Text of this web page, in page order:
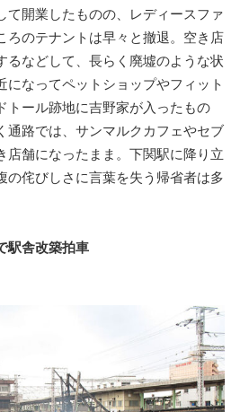
て開業したものの、レディースファ
ろのテナントは早々と撤退。空き店
るなどして、長らく廃墟のような状
になってペットショップやフィット
トール跡地に吉野家が入ったもの
通路では、サンマルクカフェやセブ
店舗になったまま。下関駅に降り立
の侘びしさに言葉を失う帰省者は多
駅舎改築拍車